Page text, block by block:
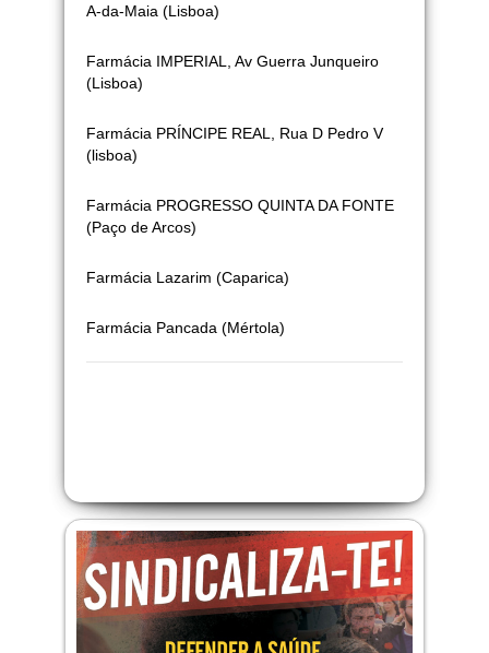
A-da-Maia (Lisboa)
Farmácia IMPERIAL, Av Guerra Junqueiro
(Lisboa)
Farmácia PRÍNCIPE REAL, Rua D Pedro V
(lisboa)
Farmácia PROGRESSO QUINTA DA FONTE
(Paço de Arcos)
Farmácia Lazarim (Caparica)
Farmácia Pancada (Mértola)